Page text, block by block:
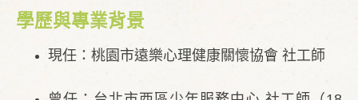
學歷與專業背景
現任：桃園市遠樂心理健康關懷協會 社工師